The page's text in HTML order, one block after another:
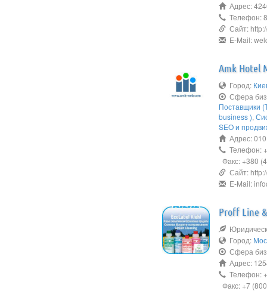
Адрес:
Телефон:
Сайт:
E-Mail:
Amk Hotel
Город:
Сфера
Поставщики
business ),
SEO и
Адрес:
Телефон:
Факс: +380
Сайт:
E-Mail:
Proff Line
Город:
Сфера
Адрес:
Телефон:
Факс: +7